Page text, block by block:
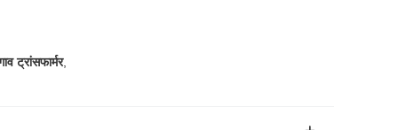
ट्रांसफार्मर,